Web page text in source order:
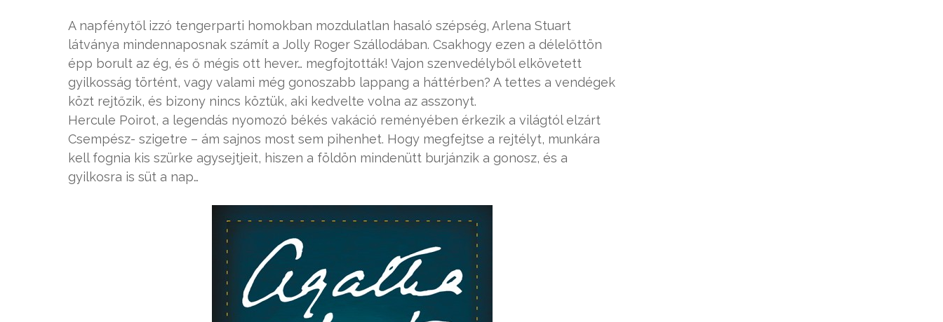
A napfénytől izzó tengerparti homokban mozdulatlan hasaló szépség, Arlena Stuart
látványa mindennaposnak számít a Jolly Roger Szállodában. Csakhogy ezen a délelőttön
épp borult az ég, és ő mégis ott hever… megfojtották! Vajon szenvedélyből elkövetett
gyilkosság történt, vagy valami még gonoszabb lappang a háttérben? A tettes a vendégek
közt rejtőzik, és bizony nincs köztük, aki kedvelte volna az asszonyt.
Hercule Poirot, a legendás nyomozó békés vakáció reményében érkezik a világtól elzárt
Csempész- szigetre – ám sajnos most sem pihenhet. Hogy megfejtse a rejtélyt, munkára
kell fognia kis szürke agysejtjeit, hiszen a földön mindenütt burjánzik a gonosz, és a
gyilkosra is süt a nap…